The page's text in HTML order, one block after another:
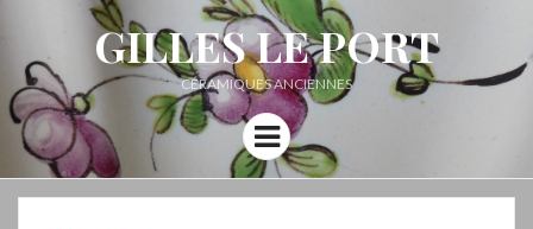
GILLES LE PORT
CÉRAMIQUES ANCIENNES
Menu